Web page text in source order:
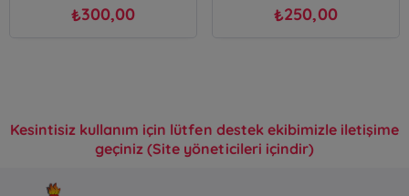
₺300,00 ₺250,00
Kesintisiz kullanım için lütfen destek ekibimizle iletişime
geçiniz (Site yöneticileri içindir)